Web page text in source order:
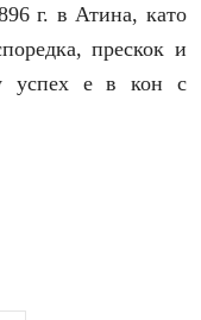
г. в Атина, като
прескок и
успех е в кон с